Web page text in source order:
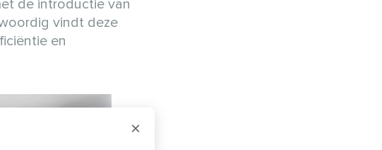
de introductie van
vindt deze
en
×